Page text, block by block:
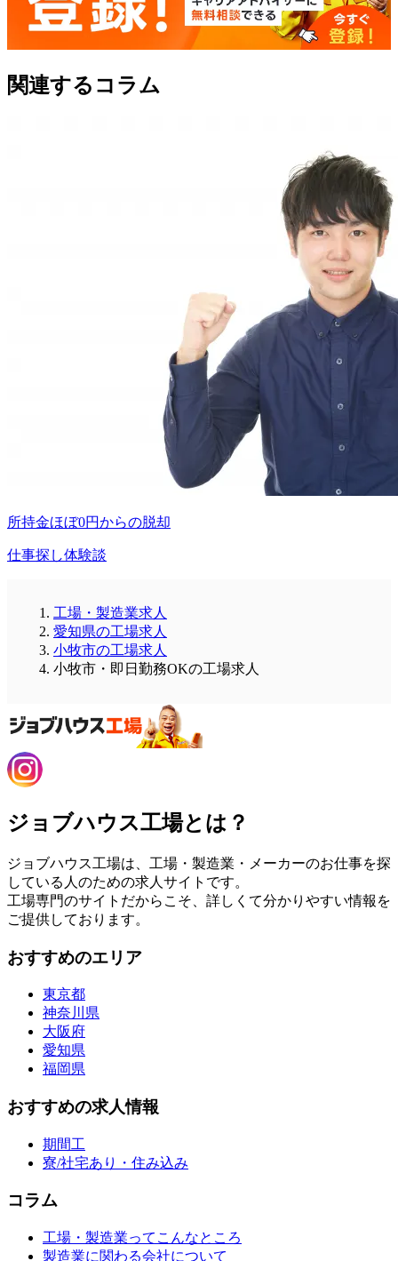
関連するコラム
所持金ほぼ0円からの脱却
仕事探し体験談
工場・製造業求人
愛知県の工場求人
小牧市の工場求人
小牧市・即日勤務OKの工場求人
ジョブハウス工場とは？
ジョブハウス工場は、工場・製造業・メーカーのお仕事を探
している人のための求人サイトです。
工場専門のサイトだからこそ、詳しくて分かりやすい情報を
ご提供しております。
おすすめのエリア
東京都
神奈川県
大阪府
愛知県
福岡県
おすすめの求人情報
期間工
寮/社宅あり・住み込み
コラム
工場・製造業ってこんなところ
製造業に関わる会社について